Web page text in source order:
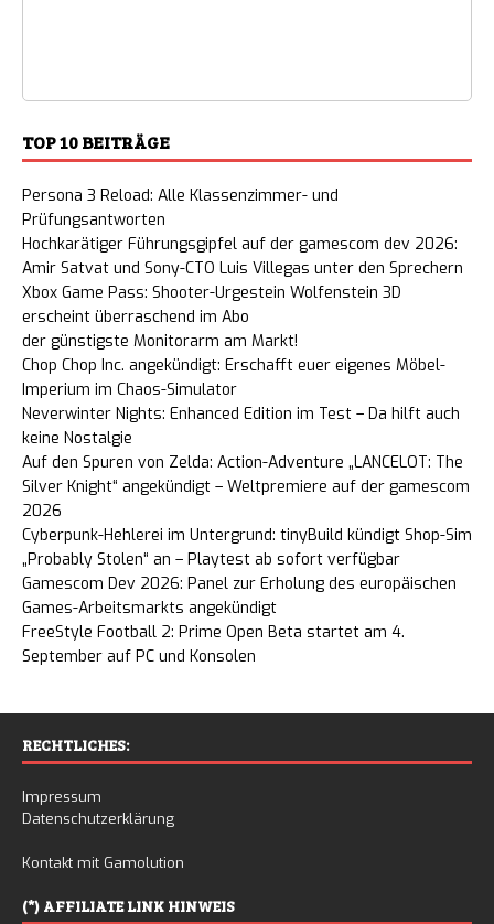
TOP 10 BEITRÄGE
Persona 3 Reload: Alle Klassenzimmer- und
Prüfungsantworten
Hochkarätiger Führungsgipfel auf der gamescom dev 2026:
Amir Satvat und Sony-CTO Luis Villegas unter den Sprechern
Xbox Game Pass: Shooter-Urgestein Wolfenstein 3D
erscheint überraschend im Abo
der günstigste Monitorarm am Markt!
Chop Chop Inc. angekündigt: Erschafft euer eigenes Möbel-
Imperium im Chaos-Simulator
Neverwinter Nights: Enhanced Edition im Test – Da hilft auch
keine Nostalgie
Auf den Spuren von Zelda: Action-Adventure „LANCELOT: The
Silver Knight“ angekündigt – Weltpremiere auf der gamescom
2026
Cyberpunk-Hehlerei im Untergrund: tinyBuild kündigt Shop-Sim
„Probably Stolen“ an – Playtest ab sofort verfügbar
Gamescom Dev 2026: Panel zur Erholung des europäischen
Games-Arbeitsmarkts angekündigt
FreeStyle Football 2: Prime Open Beta startet am 4.
September auf PC und Konsolen
RECHTLICHES:
Impressum
Datenschutzerklärung
Kontakt mit Gamolution
(*) AFFILIATE LINK HINWEIS